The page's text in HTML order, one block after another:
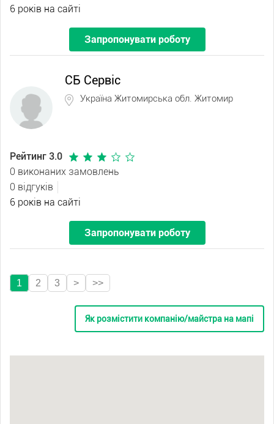
6 років на сайті
Запропонувати роботу
СБ Сервіс
Україна Житомирська обл. Житомир
Рейтинг 3.0
0 виконаних замовлень
0 відгуків
6 років на сайті
Запропонувати роботу
1 2 3 > >>
Як розмістити компанію/майстра на мапі